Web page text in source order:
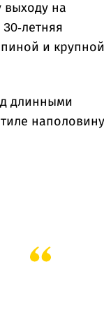
выходу на
летняя
и крупной
длинными
наполовину